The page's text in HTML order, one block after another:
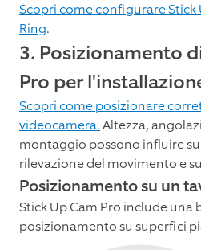
Scopri come configurare Stick
Ring.
3. Posizionamento
Pro per
Scopri come posizionare
videocamera.Altezza,
montaggio possono influire
rilevazione del movimento e
Posizionamento su un
Stick Up Cam Pro include una
posizionamento su superfici